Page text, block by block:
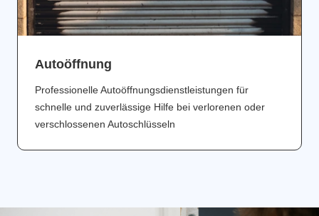
Аutoöffnung
Professionelle Autoöffnungsdienstleistungen für
schnelle und zuverlässige Hilfe bei verlorenen oder
verschlossenen Autoschlüsseln